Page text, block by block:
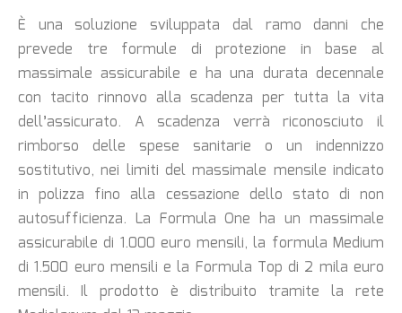
È una soluzione sviluppata dal ramo danni che
prevede tre formule di protezione in base al
massimale assicurabile e ha una durata decennale
con tacito rinnovo alla scadenza per tutta la vita
dell’assicurato. A scadenza verrà riconosciuto il
rimborso delle spese sanitarie o un indennizzo
sostitutivo, nei limiti del massimale mensile indicato
in polizza fino alla cessazione dello stato di non
autosufficienza. La Formula One ha un massimale
assicurabile di 1.000 euro mensili, la formula Medium
di 1.500 euro mensili e la Formula Top di 2 mila euro
mensili. Il prodotto è distribuito tramite la rete